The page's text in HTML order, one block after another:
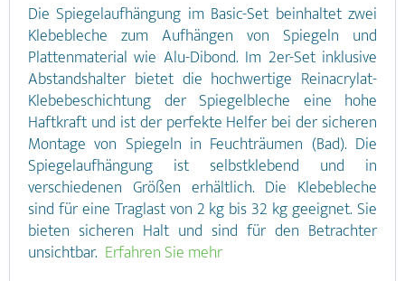
Die Spiegelaufhängung im Basic-Set beinhaltet zwei
Klebebleche zum Aufhängen von Spiegeln und
Plattenmaterial wie Alu-Dibond. Im 2er-Set inklusive
Abstandshalter bietet die hochwertige Reinacrylat-
Klebebeschichtung der Spiegelbleche eine hohe
Haftkraft und ist der perfekte Helfer bei der sicheren
Montage von Spiegeln in Feuchträumen (Bad). Die
Spiegelaufhängung ist selbstklebend und in
verschiedenen Größen erhältlich. Die Klebebleche
sind für eine Traglast von 2 kg bis 32 kg geeignet. Sie
bieten sicheren Halt und sind für den Betrachter
unsichtbar. Erfahren Sie mehr